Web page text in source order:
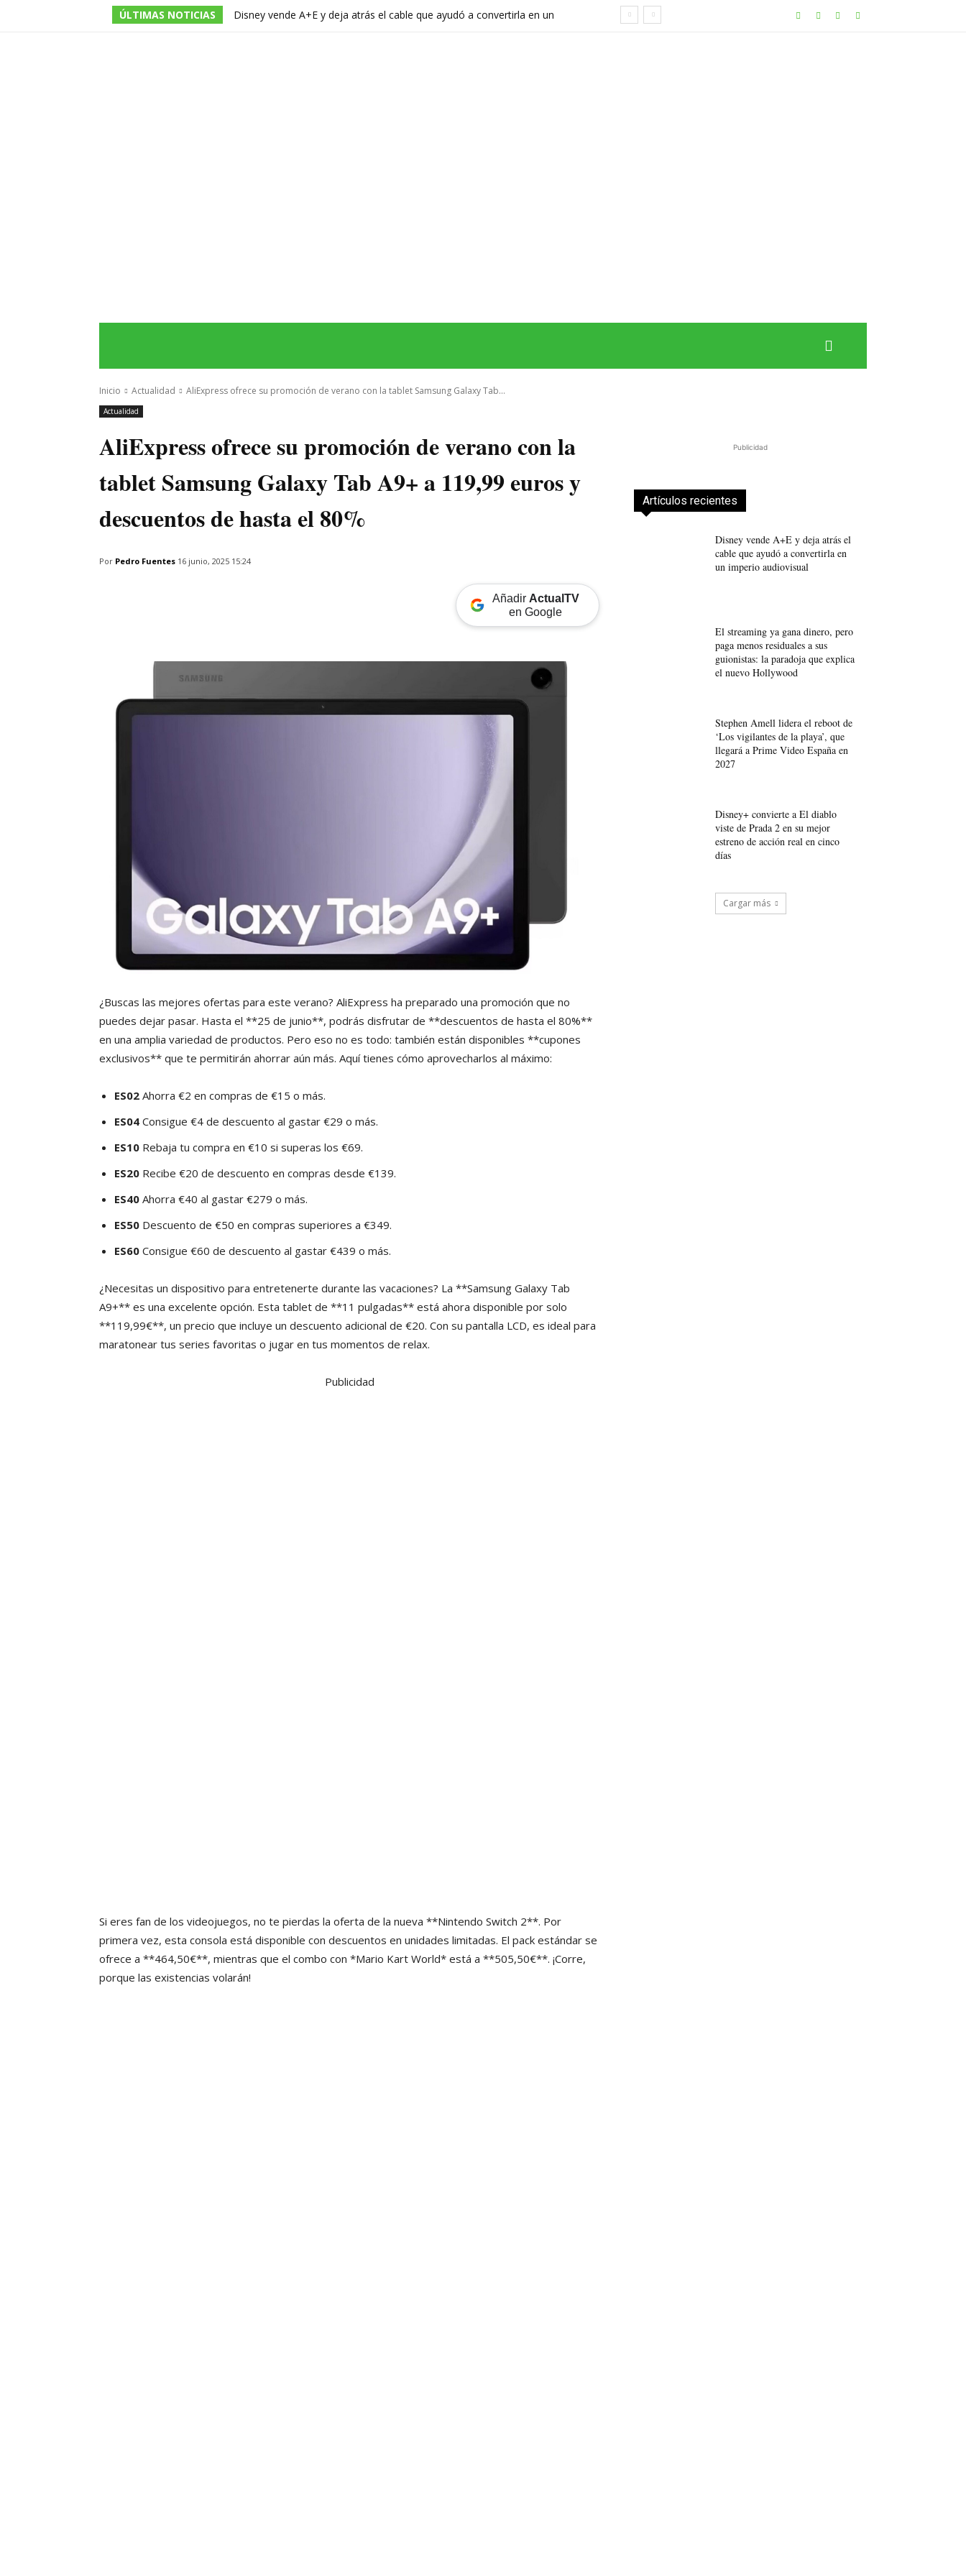
ÚLTIMAS NOTICIAS
Disney vende A+E y deja atrás el cable que ayudó a convertirla en un
Inicio Actualidad AliExpress ofrece su promoción de verano con la tablet Samsung Galaxy Tab...
Actualidad
AliExpress ofrece su promoción de verano con la
tablet Samsung Galaxy Tab A9+ a 119,99 euros y
descuentos de hasta el 80%
Por Pedro Fuentes 16 junio, 2025 15:24
Añadir ActualTV
en Google
¿Buscas las mejores ofertas para este verano? AliExpress ha preparado una promoción que no
puedes dejar pasar. Hasta el **25 de junio**, podrás disfrutar de **descuentos de hasta el 80%**
en una amplia variedad de productos. Pero eso no es todo: también están disponibles **cupones
exclusivos** que te permitirán ahorrar aún más. Aquí tienes cómo aprovecharlos al máximo:
ES02 Ahorra €2 en compras de €15 o más.
ES04 Consigue €4 de descuento al gastar €29 o más.
ES10 Rebaja tu compra en €10 si superas los €69.
ES20 Recibe €20 de descuento en compras desde €139.
ES40 Ahorra €40 al gastar €279 o más.
ES50 Descuento de €50 en compras superiores a €349.
ES60 Consigue €60 de descuento al gastar €439 o más.
¿Necesitas un dispositivo para entretenerte durante las vacaciones? La **Samsung Galaxy Tab
A9+** es una excelente opción. Esta tablet de **11 pulgadas** está ahora disponible por solo
**119,99€**, un precio que incluye un descuento adicional de €20. Con su pantalla LCD, es ideal para
maratonear tus series favoritas o jugar en tus momentos de relax.
Publicidad
Si eres fan de los videojuegos, no te pierdas la oferta de la nueva **Nintendo Switch 2**. Por
primera vez, esta consola está disponible con descuentos en unidades limitadas. El pack estándar se
ofrece a **464,50€**, mientras que el combo con *Mario Kart World* está a **505,50€**. ¡Corre,
porque las existencias volarán!
Publicidad
Artículos recientes
Disney vende A+E y deja atrás el
cable que ayudó a convertirla en
un imperio audiovisual
El streaming ya gana dinero, pero
paga menos residuales a sus
guionistas: la paradoja que explica
el nuevo Hollywood
Stephen Amell lidera el reboot de
‘Los vigilantes de la playa’, que
llegará a Prime Video España en
2027
Disney+ convierte a El diablo
viste de Prada 2 en su mejor
estreno de acción real en cinco
días
Cargar más